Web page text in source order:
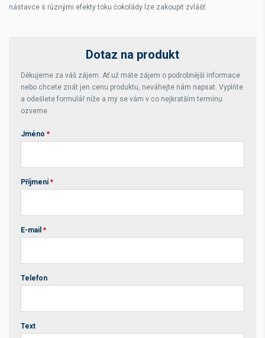
nástavce s různými efekty toku čokolády lze zakoupit zvlášť.
Dotaz na produkt
Děkujeme za váš zájem. Ať už máte zájem o podrobnější informace
nebo chcete znát jen cenu produktu, neváhejte nám napsat. Vyplňte
a odešlete formulář níže a my se vám v co nejkratším termínu
ozveme.
Jméno *
Příjmení *
E-mail *
Telefon
Text